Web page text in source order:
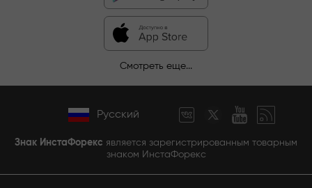
Смотреть еще...
Русский
Знак ИнстаФорекс является зарегистрированным товарным
знаком ИнстаФорекс